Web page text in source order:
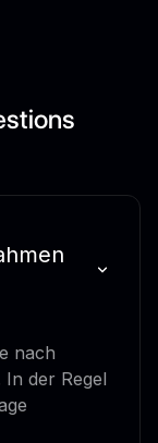
nach
der Regel